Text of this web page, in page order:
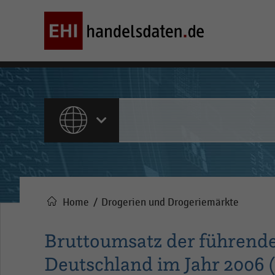
ALLE INHALTE
Pfadnavigation
Home Drogerien und Drogeriemärkte
Bruttoumsatz der
Deutschland im Jahr